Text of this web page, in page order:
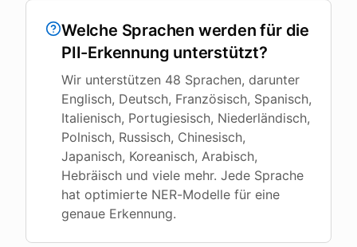
Welche Sprachen werden für die
PII-Erkennung unterstützt?
Wir unterstützen 48 Sprachen, darunter
Englisch, Deutsch, Französisch, Spanisch,
Italienisch, Portugiesisch, Niederländisch,
Polnisch, Russisch, Chinesisch,
Japanisch, Koreanisch, Arabisch,
Hebräisch und viele mehr. Jede Sprache
hat optimierte NER-Modelle für eine
genaue Erkennung.